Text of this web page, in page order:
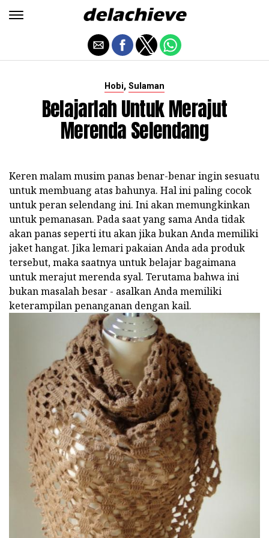
Hobi, Sulaman
Belajarlah Untuk Merajut
Merenda Selendang
Keren malam musim panas benar-benar ingin sesuatu
untuk membuang atas bahunya. Hal ini paling cocok
untuk peran selendang ini. Ini akan memungkinkan
untuk pemanasan. Pada saat yang sama Anda tidak
akan panas seperti itu akan jika bukan Anda memiliki
jaket hangat. Jika lemari pakaian Anda ada produk
tersebut, maka saatnya untuk belajar bagaimana
untuk merajut merenda syal. Terutama bahwa ini
bukan masalah besar - asalkan Anda memiliki
keterampilan penanganan dengan kail.